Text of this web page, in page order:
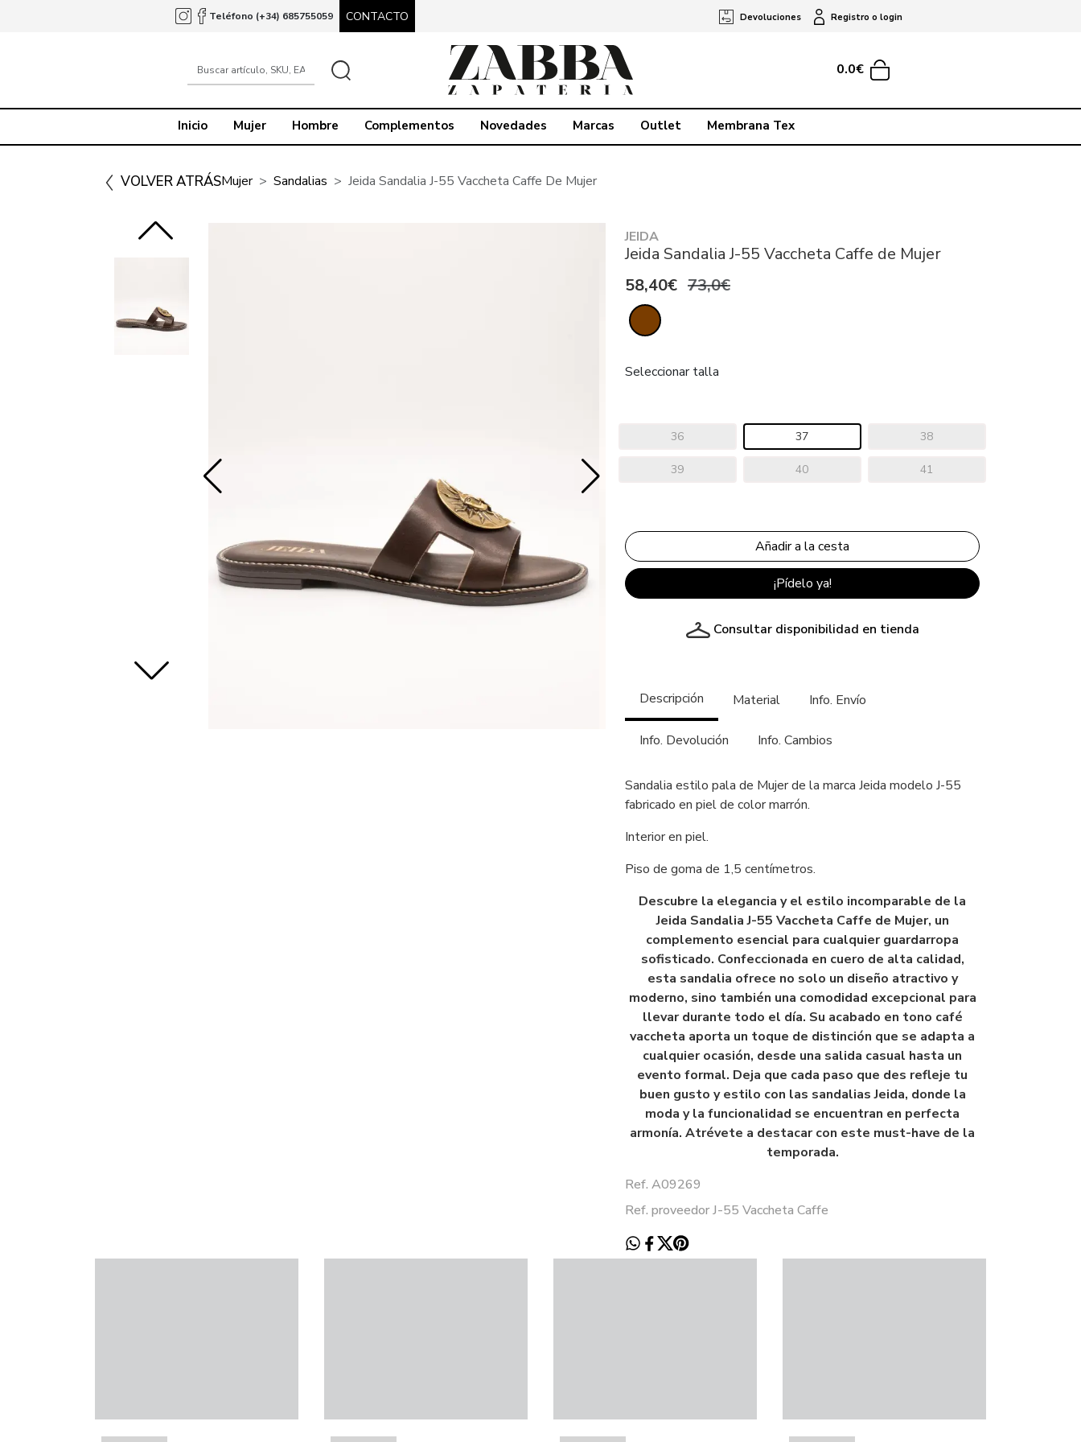
Teléfono (+34) 685755059 CONTACTO Devoluciones Registro o login
0.0€
Inicio Mujer Hombre Complementos Novedades Marcas Outlet Membrana Tex
VOLVER ATRÁSMujer Sandalias Jeida Sandalia J-55 Vaccheta Caffe De Mujer
JEIDA
Jeida Sandalia J-55 Vaccheta Caffe de Mujer
58,40€ 73,0€
Seleccionar talla
36 37 38
39 40 41
¡Pídelo ya!
Consultar disponibilidad en tienda
Descripción Material Info. Envío
Info. Devolución Info. Cambios
Sandalia estilo pala de Mujer de la marca Jeida modelo J-55
fabricado en piel de color marrón.
Interior en piel.
Piso de goma de 1,5 centímetros.
Descubre la elegancia y el estilo incomparable de la
Jeida Sandalia J-55 Vaccheta Caffe de Mujer, un
complemento esencial para cualquier guardarropa
sofisticado. Confeccionada en cuero de alta calidad,
esta sandalia ofrece no solo un diseño atractivo y
moderno, sino también una comodidad excepcional para
llevar durante todo el día. Su acabado en tono café
vaccheta aporta un toque de distinción que se adapta a
cualquier ocasión, desde una salida casual hasta un
evento formal. Deja que cada paso que des refleje tu
buen gusto y estilo con las sandalias Jeida, donde la
moda y la funcionalidad se encuentran en perfecta
armonía. Atrévete a destacar con este must-have de la
temporada.
Ref. A09269
Ref. proveedor J-55 Vaccheta Caffe